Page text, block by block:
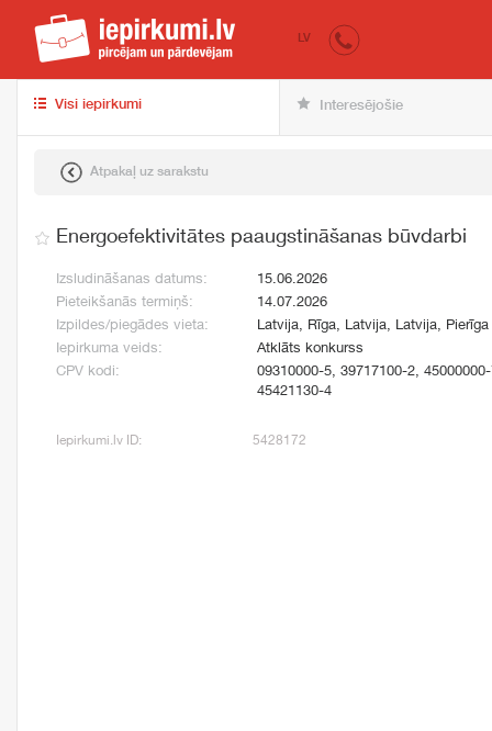
iepirkumi.lv
LV
Visi iepirkumi Interesējošie
Atpakaļ uz sarakstu
Energoefektivitātes paaugstināšanas būvdarbi
Izsludināšanas datums:
15.06.2026
Pieteikšanās termiņš:
14.07.2026
Izpildes/piegādes vieta:
Latvija, Rīga, Latvija, Latvija, Pierīga
Iepirkuma veids:
Atklāts konkurss
CPV kodi:
09310000-5, 39717100-2,
45421130-4
Iepirkumi.lv ID: 5428172